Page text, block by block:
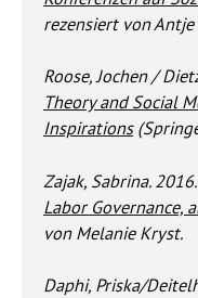
rezensiert von Antje
Roose, Jochen /
Theory and Social
Inspirations
Zajak, Sabrina. 2016.
Labor Governance,
von Melanie Kryst.
Daphi, Priska/